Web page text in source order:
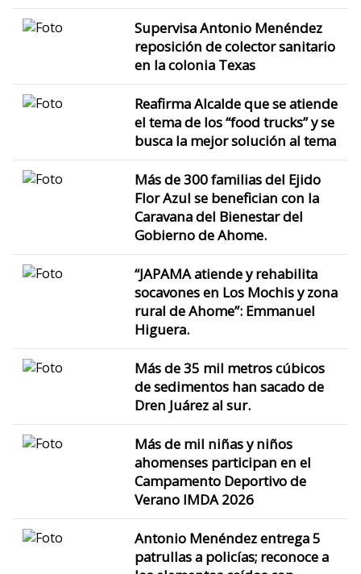
Supervisa Antonio Menéndez
reposición de colector sanitario
en la colonia Texas
Reafirma Alcalde que se atiende
el tema de los “food trucks” y se
busca la mejor solución al tema
Más de 300 familias del Ejido
Flor Azul se benefician con la
Caravana del Bienestar del
Gobierno de Ahome.
“JAPAMA atiende y rehabilita
socavones en Los Mochis y zona
rural de Ahome”: Emmanuel
Higuera.
Más de 35 mil metros cúbicos
de sedimentos han sacado de
Dren Juárez al sur.
Más de mil niñas y niños
ahomenses participan en el
Campamento Deportivo de
Verano IMDA 2026
Antonio Menéndez entrega 5
patrullas a policías; reconoce a